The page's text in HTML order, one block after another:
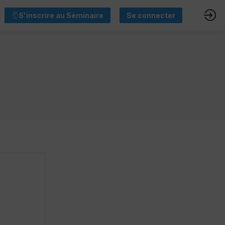
S'inscrire au Séminaire Se connecter